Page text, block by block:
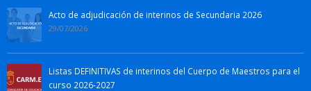
Acto de adjudicación de interinos de Secundaria 2026
29/07/2026
Listas DEFINITIVAS de interinos del Cuerpo de Maestros para el
curso 2026-2027